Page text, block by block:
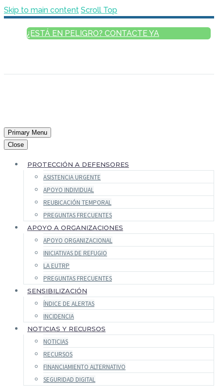
Skip to main content Scroll Top
¿ESTÁ EN PELIGRO? CONTACTE YA
Primary Menu
Close
PROTECCIÓN A DEFENSORES
ASISTENCIA URGENTE
APOYO INDIVIDUAL
REUBICACIÓN TEMPORAL
PREGUNTAS FRECUENTES
APOYO A ORGANIZACIONES
APOYO ORGANIZACIONAL
INICIATIVAS DE REFUGIO
LA EUTRP
PREGUNTAS FRECUENTES
SENSIBILIZACIÓN
ÍNDICE DE ALERTAS
INCIDENCIA
NOTICIAS Y RECURSOS
NOTICIAS
RECURSOS
FINANCIAMIENTO ALTERNATIVO
SEGURIDAD DIGITAL